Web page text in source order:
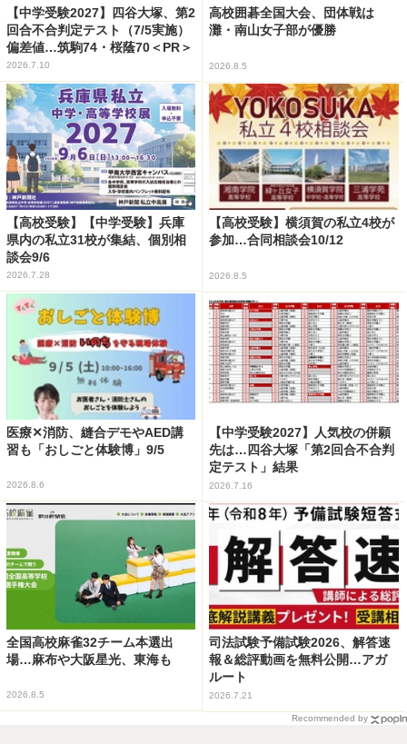
【中学受験2027】四谷大塚、第2
回合不合判定テスト（7/5実施）
偏差値…筑駒74・桜蔭70＜PR＞
2026.7.10
高校囲碁全国大会、団体戦は
灘・南山女子部が優勝
2026.8.5
【高校受験】【中学受験】兵庫
県内の私立31校が集結、個別相
談会9/6
2026.7.28
【高校受験】横須賀の私立4校が
参加…合同相談会10/12
2026.8.5
医療✕消防、縫合デモやAED講
習も「おしごと体験博」9/5
2026.8.6
【中学受験2027】人気校の併願
先は…四谷大塚「第2回合不合判
定テスト」結果
2026.7.16
全国高校麻雀32チーム本選出
場…麻布や大阪星光、東海も
2026.8.5
司法試験予備試験2026、解答速
報＆総評動画を無料公開…アガ
ルート
2026.7.21
Recommended by